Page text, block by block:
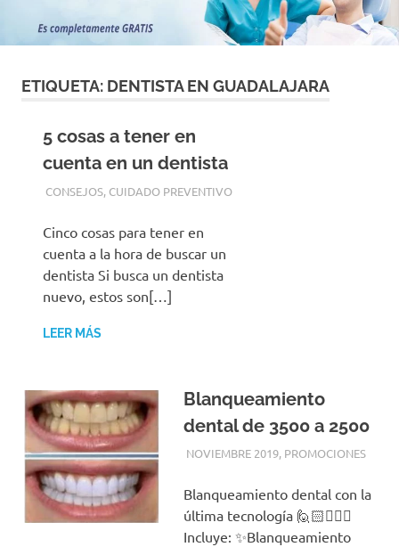
mejores
y
modernas
ETIQUETA: DENTISTA EN GUADALAJARA
5 cosas a tener en
cuenta en un dentista
17 MARZO, 2021
ADMIN
CONSEJOS, CUIDADO PREVENTIVO
Cinco cosas para tener en
cuenta a la hora de buscar un
dentista Si busca un dentista
nuevo, estos son[…]
LEER MÁS
Blanqueamiento
dental de 3500 a 2500
7 NOVIEMBRE, 2019
ADMIN
NOVIEMBRE 2019, PROMOCIONES
Blanqueamiento dental con la
última tecnología 🙋🏻🙋🏻‍♂️
Incluye: ✨Blanqueamiento